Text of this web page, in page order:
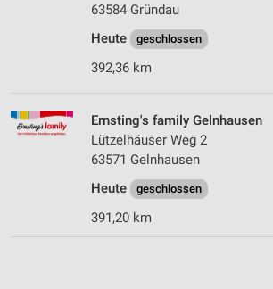
63584 Gründau
Heute
geschlossen
392,36 km
Ernsting's family Gelnhausen
Lützelhäuser Weg 2
63571 Gelnhausen
Heute
geschlossen
391,20 km